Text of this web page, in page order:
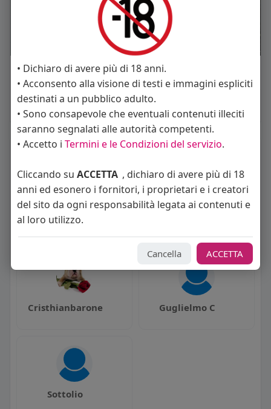
Mi piace Commento Regalo
La gente si consiglia di rispettare
Gio Vanni
Cristhianbarone Guglielmo C
Sottolio
• Dichiaro di avere più di 18 anni.
• Acconsento alla visione di testi e immagini espliciti
destinati a un pubblico adulto.
• Sono consapevole che eventuali contenuti illeciti
saranno segnalati alle autorità competenti.
• Accetto i Termini e le Condizioni del servizio.
Cliccando su ACCETTA , dichiaro di avere più di 18
anni ed esonero i fornitori, i proprietari e i creatori
del sito da ogni responsabilità legata ai contenuti e
al loro utilizzo.
Cancella ACCETTA